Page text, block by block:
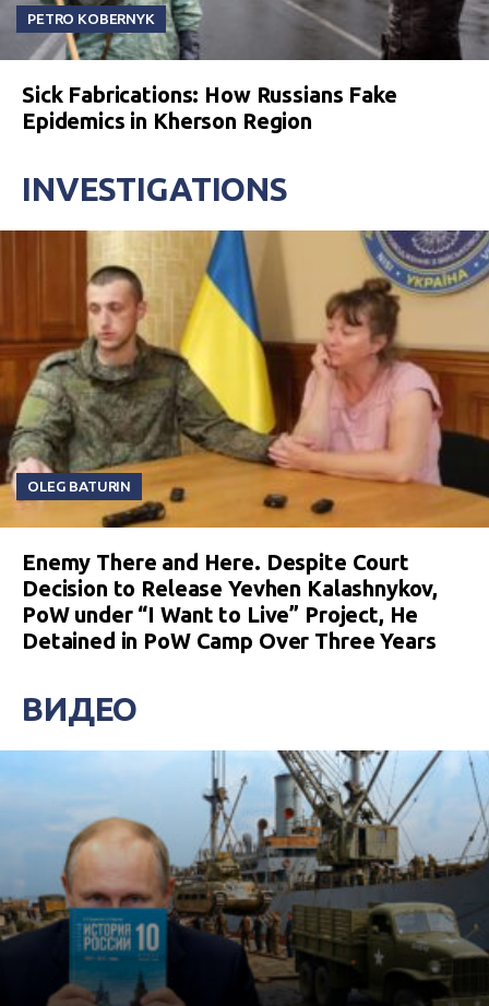
PETRO KOBERNYK
Sick Fabrications: How Russians Fake
Epidemics in Kherson Region
INVESTIGATIONS
OLEG BATURIN
Enemy There and Here. Despite Court
Decision to Release Yevhen Kalashnykov,
PoW under “I Want to Live” Project, He
Detained in PoW Camp Over Three Years
ВИДЕО